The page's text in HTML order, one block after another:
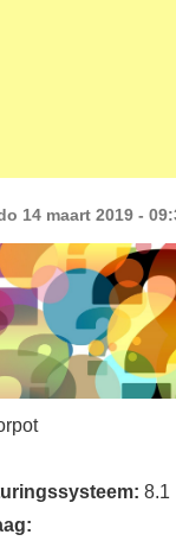
14 maart 2019 -
8.1